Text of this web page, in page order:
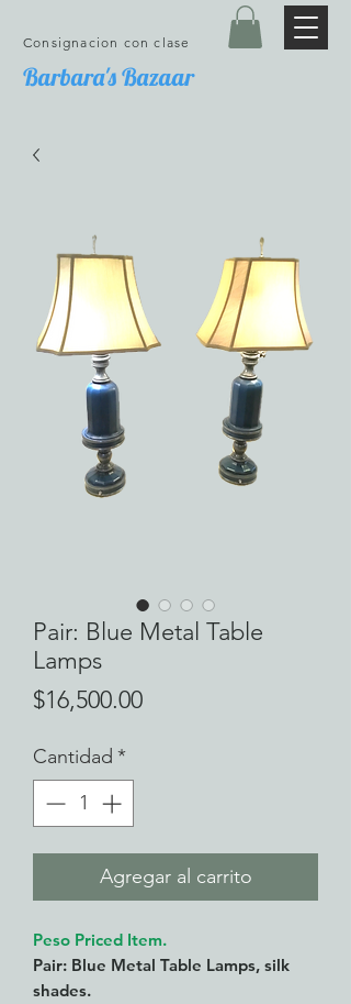
Barbara's Bazaar
Consignacion con clase
Pair: Blue Metal Table
Lamps
$16,500.00Precio
Cantidad *
Agregar al carrito
Peso Priced Item.
Pair: Blue Metal Table Lamps, silk
shades.